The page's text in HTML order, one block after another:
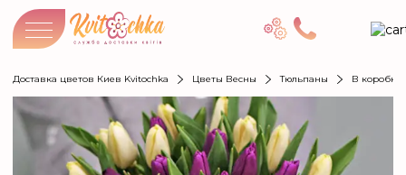
Доставка цветов Киев Kvitochka Цветы Весны Тюльпаны В коробке